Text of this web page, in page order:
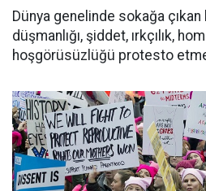
Dünya genelinde sokağa çıkan
düşmanlığı, şiddet, ırkçılık,
hoşgörüsüzlüğü protesto